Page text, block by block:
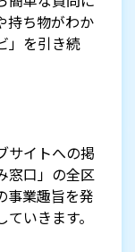
持ち物がわか
」を引き続
サイトへの掲
窓口」の全区
事業趣旨を発
いきます。